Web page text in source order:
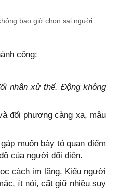
bao giờ chọn sai người
công:
nhân xử thế. Động không
đối phương càng xa, mâu
muốn bày tỏ quan điểm
của người đối diện.
cách im lặng. Kiểu người
ít nói, cất giữ nhiều suy